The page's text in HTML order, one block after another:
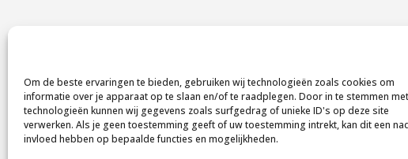
Om de beste ervaringen te bieden, gebruiken wij technologieën zoals cookies om
informatie over je apparaat op te slaan en/of te raadplegen. Door in te stemmen
technologieën kunnen wij gegevens zoals surfgedrag of unieke ID's op deze site
verwerken. Als je geen toestemming geeft of uw toestemming intrekt, kan dit een
invloed hebben op bepaalde functies en mogelijkheden.